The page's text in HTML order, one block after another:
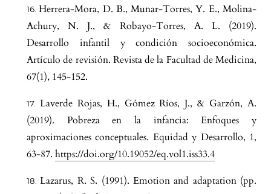
Herrera-Mora, D. B., Munar-Torres, Y. E., Molina-
Achury, N. J., & Robayo-Torres, A. L. (2019).
Desarrollo infantil y condición socioeconómica.
Artículo de revisión. Revista de la Facultad de Medicina,
67(1), 145-152.
Laverde Rojas, H., Gómez Ríos, J., & Garzón, A.
(2019). Pobreza en la infancia: Enfoques y
aproximaciones conceptuales. Equidad y Desarrollo, 1,
63-87. https://doi.org/10.19052/eq.vol1.iss33.4
Lazarus, R. S. (1991). Emotion and adaptation (pp.